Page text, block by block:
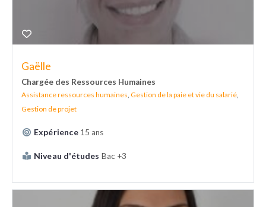
Gaëlle
Chargée des Ressources Humaines
Assistance ressources humaines, Gestion de la paie et vie du salarié,
Gestion de projet
Expérience 15 ans
Niveau d'études Bac +3